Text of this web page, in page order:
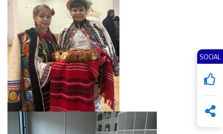
SOCIAL